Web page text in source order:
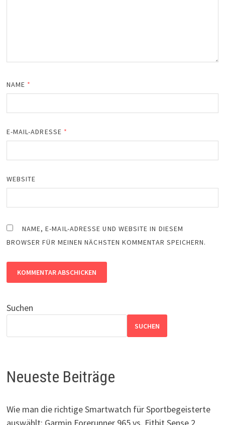
NAME *
E-MAIL-ADRESSE *
WEBSITE
NAME, E-MAIL-ADRESSE UND WEBSITE IN DIESEM
BROWSER FÜR MEINEN NÄCHSTEN KOMMENTAR SPEICHERN.
Suchen
SUCHEN
Neueste Beiträge
Wie man die richtige Smartwatch für Sportbegeisterte